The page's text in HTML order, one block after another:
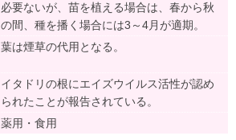
必要ないが、苗を植える場合は、春から秋
の間、種を播く場合には3～4月が適期。
葉は煙草の代用となる。
イタドリの根にエイズウイルス活性が認め
られたことが報告されている。
薬用・食用